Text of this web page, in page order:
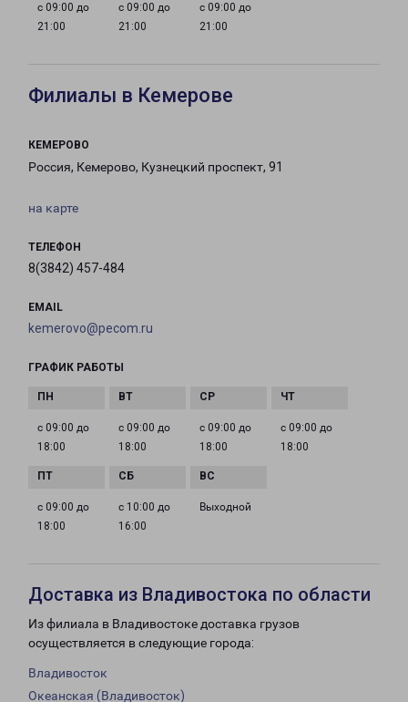
с 09:00 до
21:00
с 09:00 до
21:00
с 09:00 до
21:00
Филиалы в Кемерове
КЕМЕРОВО
Россия, Кемерово, Кузнецкий проспект, 91
на карте
ТЕЛЕФОН
8(3842) 457-484
EMAIL
kemerovo@pecom.ru
ГРАФИК РАБОТЫ
с 09:00 до
18:00
с 09:00 до
18:00
с 09:00 до
18:00
с 09:00 до
18:00
с 09:00 до
18:00
с 10:00 до
16:00
Выходной
Доставка из Владивостока по области
Из филиала в Владивостоке доставка грузов
осуществляется в следующие города:
Владивосток
Океанская (Владивосток)